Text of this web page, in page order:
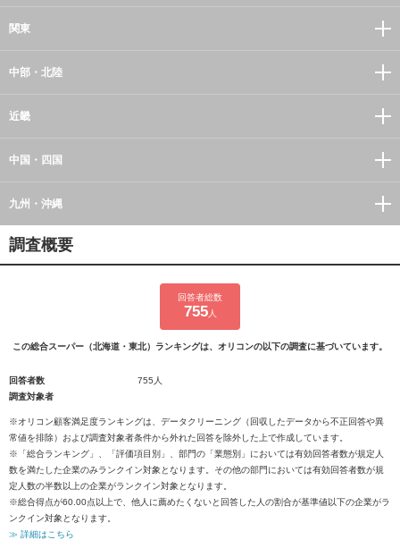
関東
中部・北陸
近畿
中国・四国
九州・沖縄
調査概要
回答者総数
755人
この総合スーパー（北海道・東北）ランキングは、オリコンの以下の調査に基づいています。
回答者数
755人
調査対象者
※オリコン顧客満足度ランキングは、データクリーニング（回収したデータから不正回答や異
常値を排除）および調査対象者条件から外れた回答を除外した上で作成しています。
※「総合ランキング」、「評価項目別」、部門の「業態別」においては有効回答者数が規定人
数を満たした企業のみランクイン対象となります。その他の部門においては有効回答者数が規
定人数の半数以上の企業がランクイン対象となります。
※総合得点が60.00点以上で、他人に薦めたくないと回答した人の割合が基準値以下の企業がラ
ンクイン対象となります。
≫ 詳細はこちら